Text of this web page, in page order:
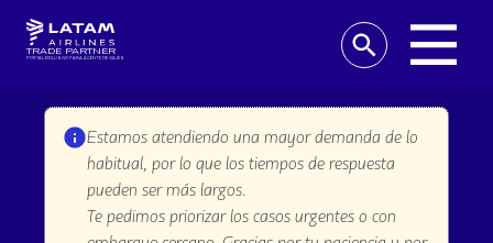
TRADE PARTNER
PORTAL EXCLUSIVO PARA AGENTE DE VIAJES
Estamos atendiendo una mayor demanda de lo
habitual, por lo que los tiempos de respuesta
pueden ser más largos.
Te pedimos priorizar los casos urgentes o con